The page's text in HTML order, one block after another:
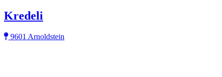
Kredeli
9601 Arnoldstein